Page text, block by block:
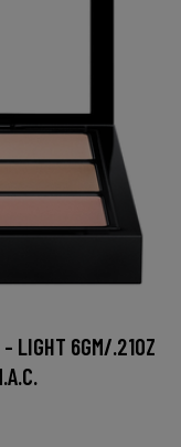
- LIGHT 6GM/.21OZ